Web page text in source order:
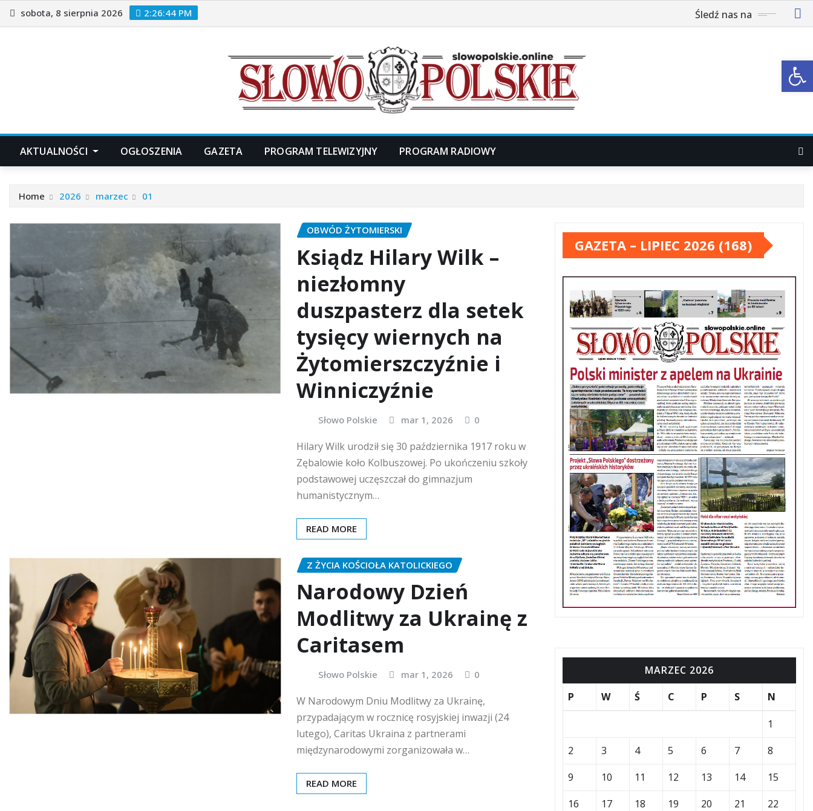
Skip
to
sobota, 8 sierpnia 2026 2:26:45 PM Śledź nas na
AKTUALNOŚCI OGŁOSZENIA GAZETA PROGRAM TELEWIZYJNY PROGRAM RADIOWY
Home 2026 marzec 01
OBWÓD ŻYTOMIERSKI
Ksiądz Hilary Wilk –
niezłomny
duszpasterz dla setek
tysięcy wiernych na
Żytomierszczyźnie i
Winniczyźnie
Słowo Polskie mar 1, 2026 0
Hilary Wilk urodził się 30 października 1917 roku w
Zębalowie koło Kolbuszowej. Po ukończeniu szkoły
podstawowej uczęszczał do gimnazjum
humanistycznym…
READ MORE
Z ŻYCIA KOŚCIOŁA KATOLICKIEGO
Narodowy Dzień
Modlitwy za Ukrainę z
Caritasem
Słowo Polskie mar 1, 2026 0
W Narodowym Dniu Modlitwy za Ukrainę,
przypadającym w rocznicę rosyjskiej inwazji (24
lutego), Caritas Ukraina z partnerami
międzynarodowymi zorganizowała w…
READ MORE
GAZETA – LIPIEC 2026 (168)
MARZEC 2026
P
W Ś C P S N
1
2
3 4 5 6 7
8
9
10 11 12 13 14
15
16
17 18 19 20 21
22